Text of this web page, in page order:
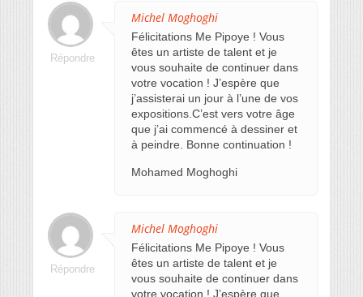
Michel Moghoghi
Félicitations Me Pipoye ! Vous
êtes un artiste de talent et je
vous souhaite de continuer dans
votre vocation ! J’espère que
j’assisterai un jour à l’une de vos
expositions.C’est vers votre âge
que j’ai commencé à dessiner et
à peindre. Bonne continuation !
Mohamed Moghoghi
Répondre
Michel Moghoghi
Félicitations Me Pipoye ! Vous
êtes un artiste de talent et je
vous souhaite de continuer dans
votre vocation ! J’espère que
Répondre